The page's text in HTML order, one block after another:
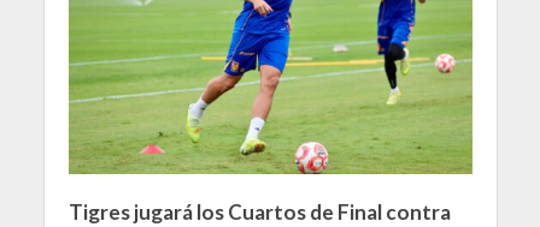
Tigres jugará los Cuartos de Final contra